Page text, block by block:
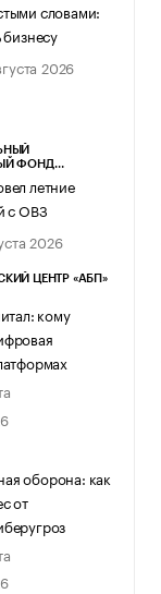
словами:
бизнесу
2026
ФОНД
летние
с ОВЗ
2026
ЦЕНТР «АБП»
кому
оборона: как
от